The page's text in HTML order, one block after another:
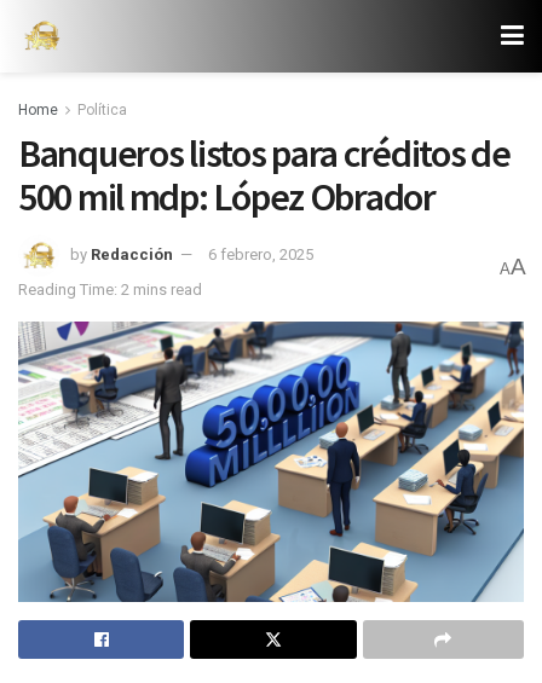
Home Política
Banqueros listos para créditos de
500 mil mdp: López Obrador
by Redacción
6 febrero, 2025
Reading Time: 2 mins read
AA